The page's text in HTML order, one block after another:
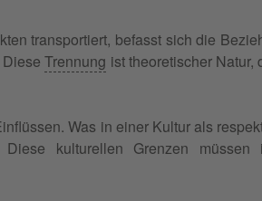
transportiert, befasst sich die
DieseTrennung ist theoretischer
Was in einer Kultur als
kulturellen Grenzen müssen